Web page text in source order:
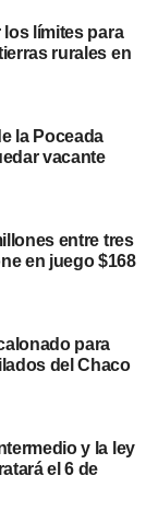
entre
los límites para
rurales en
la Poceada
vacante
entre tres
en juego $168
para
del Chaco
y la ley
el 6 de